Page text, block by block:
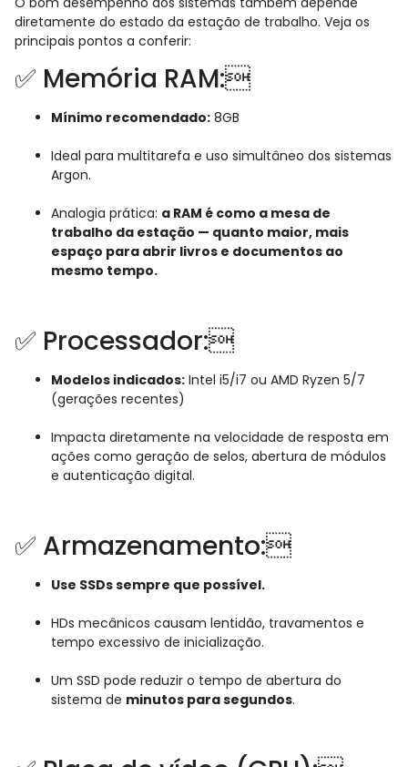
diretamente do estado da estação de trabalho. Veja os
principais pontos a conferir:
✅ Memória RAM:
Mínimo recomendado: 8GB
Ideal para multitarefa e uso simultâneo dos sistemas
Argon.
Analogia prática: a RAM é como a mesa de
trabalho da estação — quanto maior, mais
espaço para abrir livros e documentos ao
mesmo tempo.
✅ Processador:
Modelos indicados: Intel i5/i7 ou AMD Ryzen 5/7
(gerações recentes)
Impacta diretamente na velocidade de resposta em
ações como geração de selos, abertura de módulos
e autenticação digital.
✅ Armazenamento:
Use SSDs sempre que possível.
HDs mecânicos causam lentidão, travamentos e
tempo excessivo de inicialização.
Um SSD pode reduzir o tempo de abertura do
sistema de minutos para segundos.